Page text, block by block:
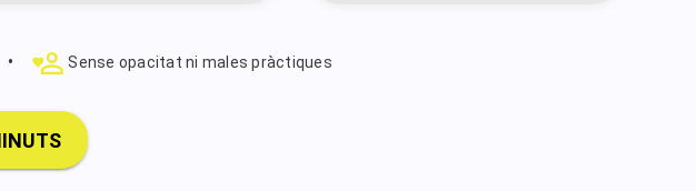
• Sense opacitat ni males pràctiques